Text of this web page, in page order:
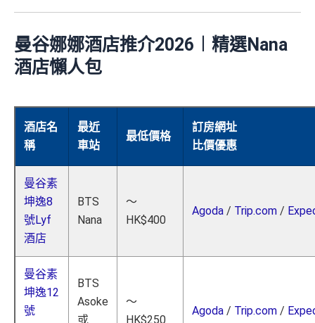
曼谷娜娜酒店推介2026︱精選Nana
酒店懶人包
酒店名
稱
最近
車站
最低價格
訂房網址
比價優惠
曼谷素
坤逸8
號Lyf
酒店
BTS
Nana
～
HK$400
Agoda / Trip.com /
曼谷素
坤逸12
號
BTS
Asoke
或
～
HK$250
Agoda / Trip.com /